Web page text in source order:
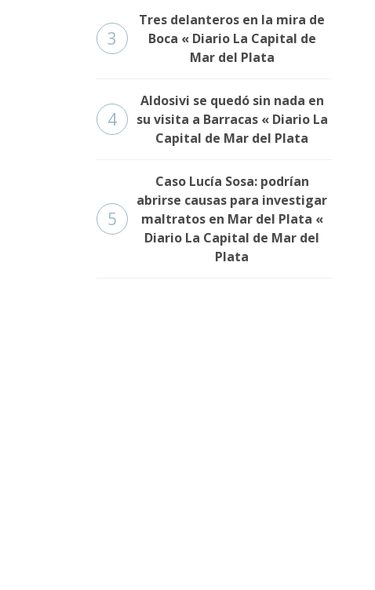
3
Tres delanteros en la mira de
Boca « Diario La Capital de
Mar del Plata
4
Aldosivi se quedó sin nada en
su visita a Barracas « Diario La
Capital de Mar del Plata
5
Caso Lucía Sosa: podrían
abrirse causas para investigar
maltratos en Mar del Plata «
Diario La Capital de Mar del
Plata